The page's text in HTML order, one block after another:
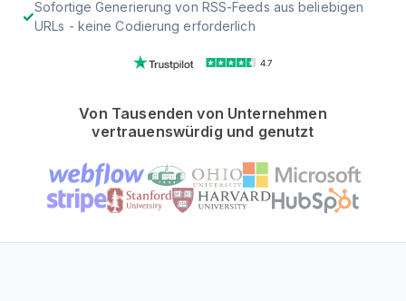
Sofortige Generierung von RSS-Feeds aus beliebigen
URLs - keine Codierung erforderlich
4.7
Von Tausenden von Unternehmen
vertrauenswürdig und genutzt